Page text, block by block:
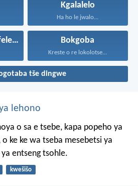
Kgalalelo
Ha ho le jwalo...
Bophelo bjo bo sa felego Bokgoba
Kreste o re lokolotse...
tše dingwe
lehono
o sa e tsebe, kapa popeho ya
o ke ke wa tseba mesebetsi ya
entseng tsohle.
kwešišo